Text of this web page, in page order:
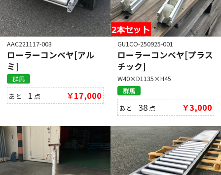
AAC221117-003
ローラーコンベヤ[アル
ミ]
群馬
あと 1 点 ￥17,000
GU1CO-250925-001
ローラーコンベヤ[プラス
チック]
W40×D1135×H45
群馬
あと38 点 ￥3,000